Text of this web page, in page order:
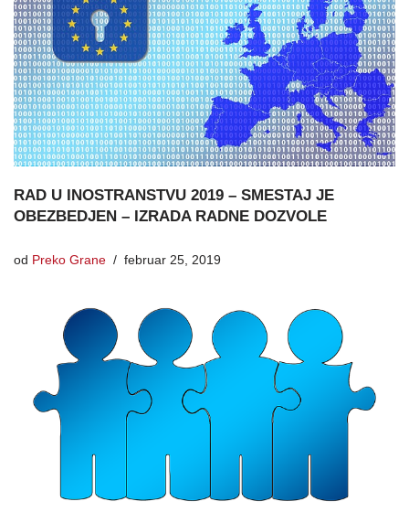
RAD U INOSTRANSTVU 2019 – SMESTAJ JE
OBEZBEDJEN – IZRADA RADNE DOZVOLE
od Preko Grane februar 25, 2019